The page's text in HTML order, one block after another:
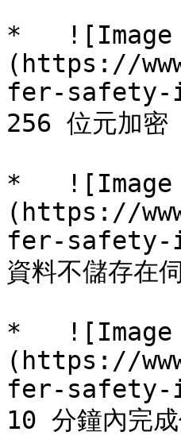
*
(https://
fer-safety-
256 位元加密
*
(https://
fer-safety-
資料不儲存在
*
(https://
fer-safety-
10 分鐘內完